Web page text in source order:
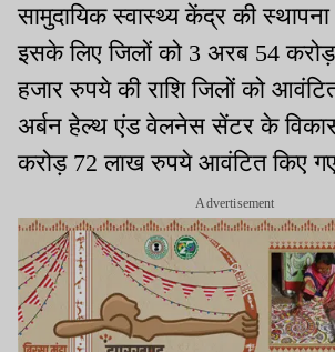
सामुदायिक स्वास्थ्य केंद्र की स्थापना
इसके लिए जिलों को 3 अरब 54
हजार रुपये की राशि जिलों को
अर्बन हेल्थ एंड वेलनेस सेंटर के
करोड़ 72 लाख रुपये आवंटित किए
Advertisement